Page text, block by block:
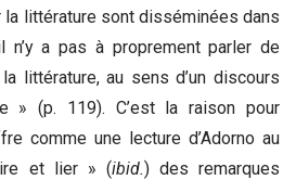
la littérature sont disséminées dans
a pas à proprement parler de
littérature, au sens d’un discours
» (p. 119). C’est la raison pour
comme une lecture d’Adorno au
et lier » (ibid.) des remarques